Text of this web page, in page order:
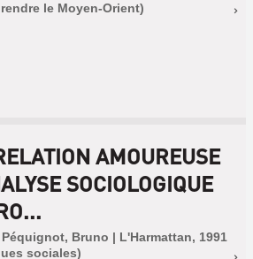
le Moyen-Orient)
AMOUREUSE
SOCIOLOGIQUE
Bruno | L'Harmattan, 1991
sociales)